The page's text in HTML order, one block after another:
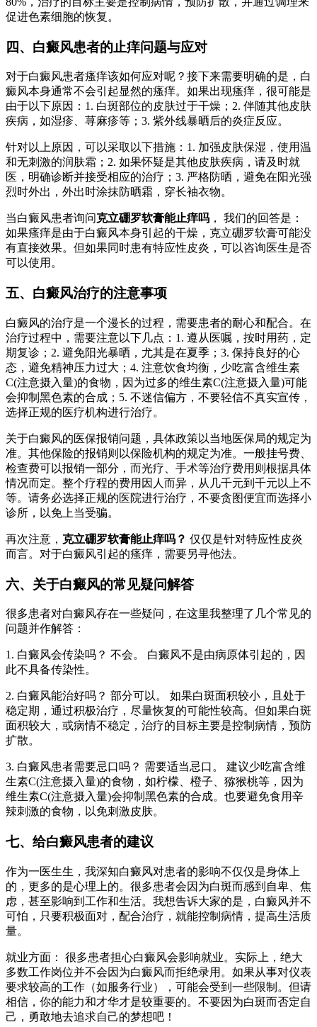
促进色素细胞的恢复。
四、白癜风患者的止痒问题与应对
对于白癜风患者瘙痒该如何应对呢？接下来需要明确的是，白
癜风本身通常不会引起显然的瘙痒。如果出现瘙痒，很可能是
由于以下原因：1. 白斑部位的皮肤过于干燥；2. 伴随其他皮肤
疾病，如湿疹、荨麻疹等；3. 紫外线暴晒后的炎症反应。
针对以上原因，可以采取以下措施：1. 加强皮肤保湿，使用温
和无刺激的润肤霜；2. 如果怀疑是其他皮肤疾病，请及时就
医，明确诊断并接受相应的治疗；3. 严格防晒，避免在阳光强
烈时外出，外出时涂抹防晒霜，穿长袖衣物。
当白癜风患者询问克立硼罗软膏能止痒吗 ， 我们的回答是：
如果瘙痒是由于白癜风本身引起的干燥，克立硼罗软膏可能没
有直接效果。但如果同时患有特应性皮炎，可以咨询医生是否
可以使用。
五、白癜风治疗的注意事项
白癜风的治疗是一个漫长的过程，需要患者的耐心和配合。在
治疗过程中，需要注意以下几点：1. 遵从医嘱，按时用药，定
期复诊；2. 避免阳光暴晒，尤其是在夏季；3. 保持良好的心
态，避免精神压力过大；4. 注意饮食均衡，少吃富含维生素
C(注意摄入量)的食物，因为过多的维生素C(注意摄入量)可能
会抑制黑色素的合成；5. 不迷信偏方，不要轻信不真实宣传，
选择正规的医疗机构进行治疗。
关于白癜风的医保报销问题，具体政策以当地医保局的规定为
准。其他保险的报销则以保险机构的规定为准。一般挂号费、
检查费可以报销一部分，而光疗、手术等治疗费用则根据具体
情况而定。整个疗程的费用因人而异，从几千元到千元以上不
等。请务必选择正规的医院进行治疗，不要贪图便宜而选择小
诊所，以免上当受骗。
再次注意， 克立硼罗软膏能止痒吗？ 仅仅是针对特应性皮炎
而言。对于白癜风引起的瘙痒，需要另寻他法。
六、关于白癜风的常见疑问解答
很多患者对白癜风存在一些疑问，在这里我整理了几个常见的
问题并作解答：
1. 白癜风会传染吗？ 不会。 白癜风不是由病原体引起的，因
此不具备传染性。
2. 白癜风能治好吗？ 部分可以。 如果白斑面积较小，且处于
稳定期，通过积极治疗，尽量恢复的可能性较高。但如果白斑
面积较大，或病情不稳定，治疗的目标主要是控制病情，预防
扩散。
3. 白癜风患者需要忌口吗？ 需要适当忌口。 建议少吃富含维
生素C(注意摄入量)的食物，如柠檬、橙子、猕猴桃等，因为
维生素C(注意摄入量)会抑制黑色素的合成。也要避免食用辛
辣刺激的食物，以免刺激皮肤。
七、给白癜风患者的建议
作为一医生生，我深知白癜风对患者的影响不仅仅是身体上
的，更多的是心理上的。很多患者会因为白斑而感到自卑、焦
虑，甚至影响到工作和生活。我想告诉大家的是，白癜风并不
可怕，只要积极面对，配合治疗，就能控制病情，提高生活质
量。
就业方面： 很多患者担心白癜风会影响就业。实际上，绝大
多数工作岗位并不会因为白癜风而拒绝录用。如果从事对仪表
要求较高的工作（如服务行业），可能会受到一些限制。但请
相信，你的能力和才华才是较重要的。不要因为白斑而否定自
己，勇敢地去追求自己的梦想吧！